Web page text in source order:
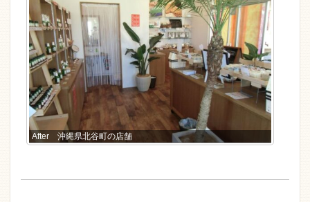
After 沖縄県北谷町の店舗